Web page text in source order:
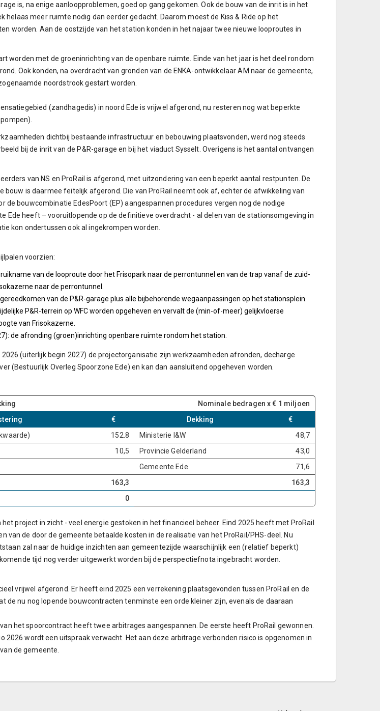
is, na enige aanloopproblemen, goed op gang gekomen. Ook de bouw van de inrit is in het
helaas meer ruimte nodig dan eerder gedacht. Daarom moest de Kiss & Ride op het
worden. Aan de oostzijde van het station konden in het najaar twee nieuwe looproutes in
worden met de groeninrichting van de openbare ruimte. Einde van het jaar is het deel rondom
Ook konden, na overdracht van gronden van de ENKA-ontwikkelaar AM naar de gemeente,
noordstrook gestart worden.
(zandhagedis) in noord Ede is vrijwel afgerond, nu resteren nog wat beperkte
dichtbij bestaande infrastructuur en bebouwing plaatsvonden, werd nog steeds
bij de inrit van de P&R-garage en bij het viaduct Sysselt. Overigens is het aantal ontvangen
van NS en ProRail is afgerond, met uitzondering van een beperkt aantal restpunten. De
bouw is daarmee feitelijk afgerond. Die van ProRail neemt ook af, echter de afwikkeling van
de bouwcombinatie EdesPoort (EP) aangespannen procedures vergen nog de nodige
Ede heeft – vooruitlopende op de definitieve overdracht - al delen van de stationsomgeving in
kon ondertussen ook al ingekrompen worden.
voorzien:
van de looproute door het Frisopark naar de perrontunnel en van de trap vanaf de zuid-
naar de perrontunnel.
van de P&R-garage plus alle bijbehorende wegaanpassingen op het stationsplein.
P&R-terrein op WFC worden opgeheven en vervalt de (min-of-meer) gelijkvloerse
van Frisokazerne.
de afronding (groen)inrichting openbare ruimte rondom het station.
2026 (uiterlijk begin 2027) de projectorganisatie zijn werkzaamheden afronden, decharge
(Bestuurlijk Overleg Spoorzone Ede) en kan dan aansluitend opgeheven worden.
Nominale bedragen x € 1 miljoen
€ Dekking
€
152.8 Ministerie I&W
48,7
10,5 Provincie Gelderland
43,0
Gemeente Ede
71,6
163,3
163,3
0
het project in zicht - veel energie gestoken in het financieel beheer. Eind 2025 heeft met ProRail
van de door de gemeente betaalde kosten in de realisatie van het ProRail/PHS-deel. Nu
zal naar de huidige inzichten aan gemeentezijde waarschijnlijk een (relatief beperkt)
tijd nog verder uitgewerkt worden bij de perspectiefnota ingebracht worden.
vrijwel afgerond. Er heeft eind 2025 een verrekening plaatsgevonden tussen ProRail en de
de nu nog lopende bouwcontracten tenminste een orde kleiner zijn, evenals de daaraan
het spoorcontract heeft twee arbitrages aangespannen. De eerste heeft ProRail gewonnen.
2026 wordt een uitspraak verwacht. Het aan deze arbitrage verbonden risico is opgenomen in
de gemeente.